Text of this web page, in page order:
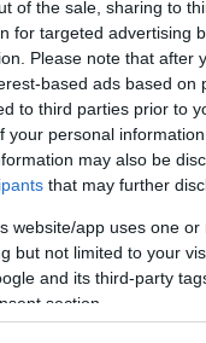
of the sale, sharing to
for targeted advertising
Please note that after
based ads based
to third parties prior to
your personal
may also be
that may further
website/app uses one
but not limited to your
and its third-party
section.